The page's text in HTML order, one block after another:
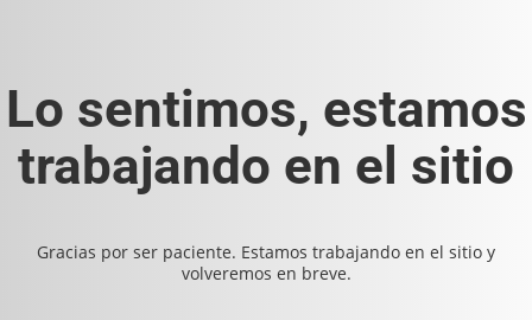
Lo sentimos, estamos
trabajando en el sitio
Gracias por ser paciente. Estamos trabajando en el sitio y
volveremos en breve.